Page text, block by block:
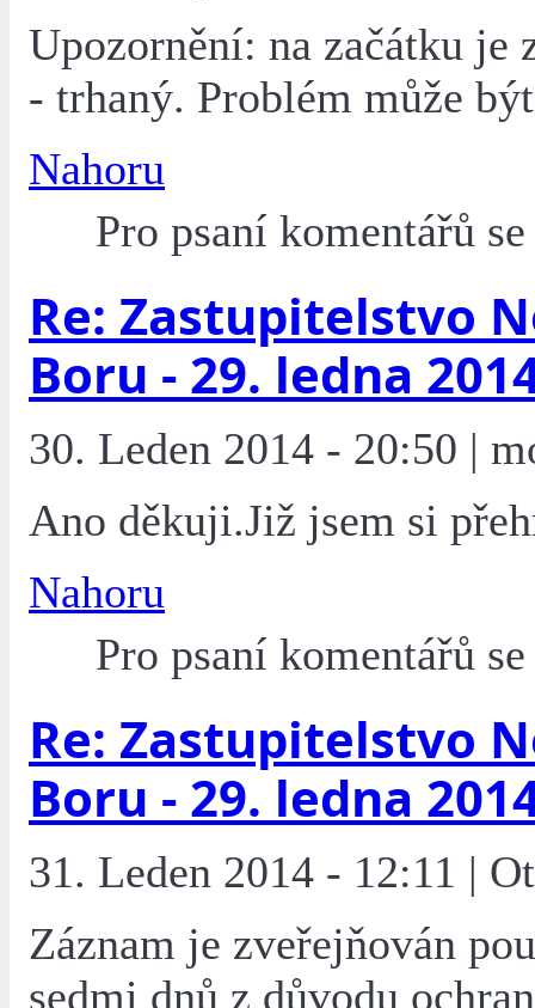
Upozornění: na začátku je
- trhaný. Problém může
Nahoru
Pro psaní komentářů
Re: Zastupitelstvo
Boru - 29. ledna
30. Leden 2014 - 20:50 |
Ano děkuji.Již jsem si
Nahoru
Pro psaní komentářů
Re: Zastupitelstvo
Boru - 29. ledna
31. Leden 2014 - 12:11 |
Záznam je zveřejňován
sedmi dnů z důvodu